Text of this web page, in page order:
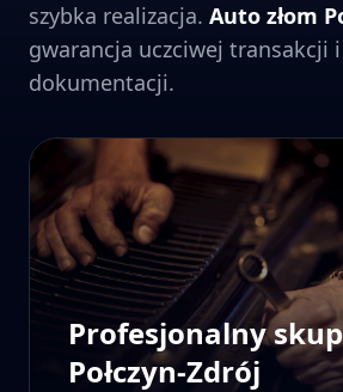
szybka realizacja. Auto złom
gwarancja uczciwej transakcji i
dokumentacji.
Profesjonalny
Połczyn-Zdrój